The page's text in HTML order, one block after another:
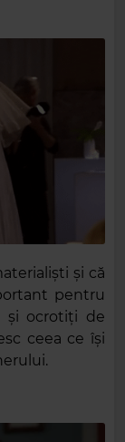
și că
pentru
și ocrotiți de
ceea ce își